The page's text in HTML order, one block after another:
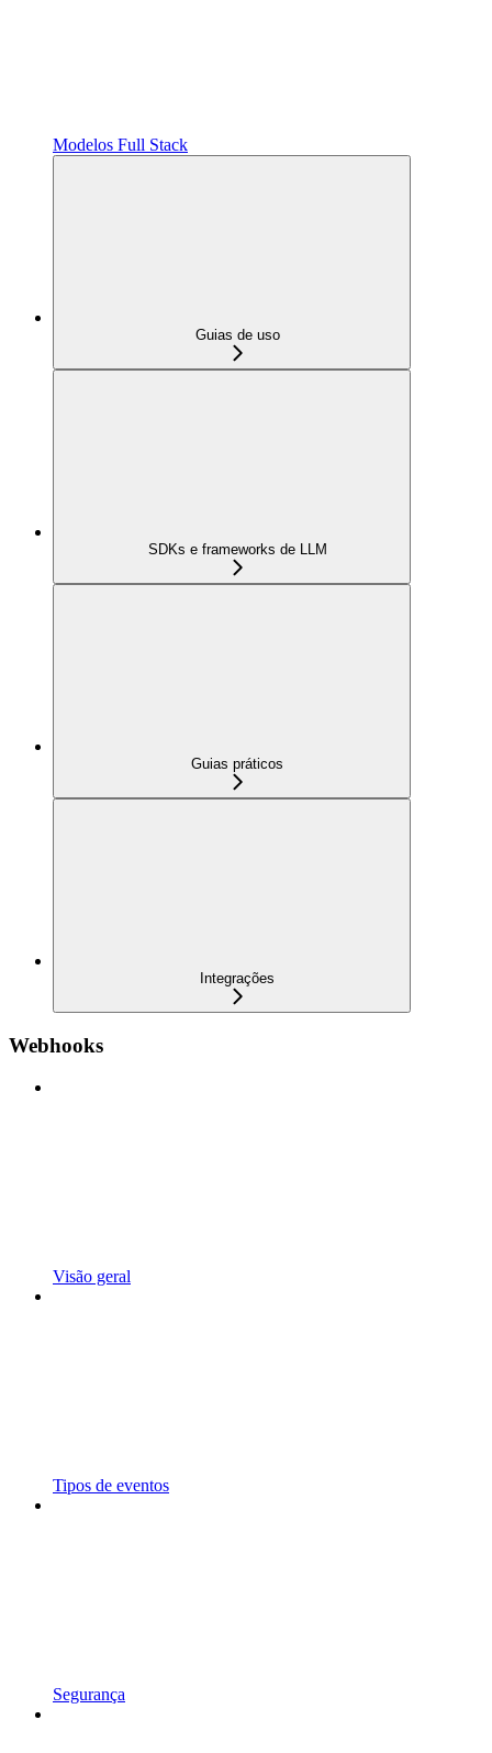
Modelos Full Stack
Guias de uso
SDKs e frameworks de LLM
Guias práticos
Integrações
Webhooks
Visão geral
Tipos de eventos
Segurança